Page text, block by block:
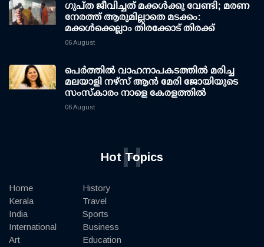
ഗുപ്ത ജീവിച്ചത് മക്കള്‍ക്കു വേണ്ടി; മരണ
നേരത്ത് ആരുമില്ലാതെ മടക്കം:
മക്കള്‍ക്കെല്ലാം തിരക്കോട് തിരക്ക്
06 August
പെർത്തിൽ വാഹനാപകടത്തിൽ മരിച്ച
മലയാളി നഴ്സ് ആൻ മേരി ജോയിയുടെ
സംസ്കാരം നാളെ കേരളത്തിൽ
06 August
Hot Topics
H
Home
Kerala
India
International
Art
History
Travel
Sports
Business
Education